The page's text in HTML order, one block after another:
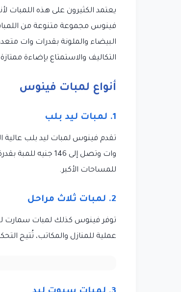
يعتمد الكثيرون على هذه اللمبات
فينوس مجموعة متنوعة من
البيضاء والملونة بقدرات وات
التكاليف والاستمتاع بإضاءة
أنواع لمبات فينوس
1. لمبات ليد بلب
للمساحات الأكبر.
2. لمبات ثلاث مراحل
عملية للمنازل والمكاتب، تُتيح